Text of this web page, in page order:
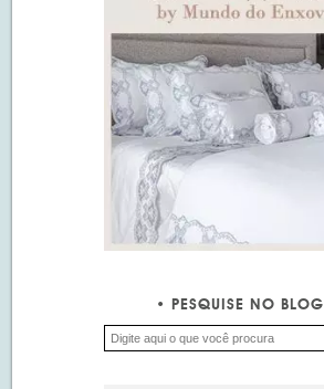
PESQUISE NO BLOG